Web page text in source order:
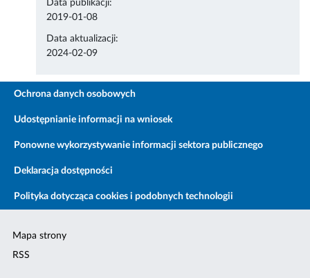
Data publikacji:
2019-01-08
Data aktualizacji:
2024-02-09
Ochrona danych osobowych
Udostępnianie informacji na wniosek
Ponowne wykorzystywanie informacji sektora publicznego
Deklaracja dostępności
Polityka dotycząca cookies i podobnych technologii
Mapa strony
RSS